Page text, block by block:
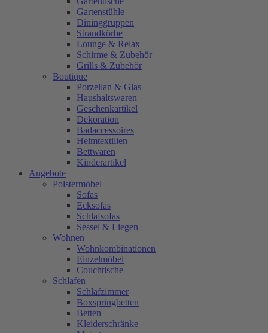
Gartenstühle
Dininggruppen
Strandkörbe
Lounge & Relax
Schirme & Zubehör
Grills & Zubehör
Boutique
Porzellan & Glas
Haushaltswaren
Geschenkartikel
Dekoration
Badaccessoires
Heimtextilien
Bettwaren
Kinderartikel
Angebote
Polstermöbel
Sofas
Ecksofas
Schlafsofas
Sessel & Liegen
Wohnen
Wohnkombinationen
Einzelmöbel
Couchtische
Schlafen
Schlafzimmer
Boxspringbetten
Betten
Kleiderschränke